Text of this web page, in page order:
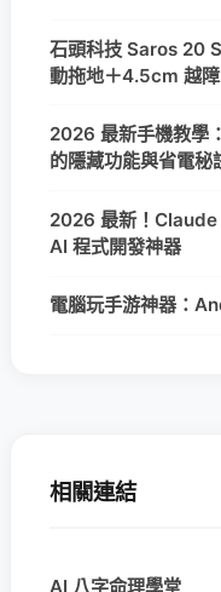
石頭科技 Saros 20
動拖地＋4.5cm 越
2026 最新手機教學
的隱藏功能與省電秘
2026 最新！Claude
AI 程式開發神器
電腦玩手游神器：
相關連結
AI 八字命理學堂